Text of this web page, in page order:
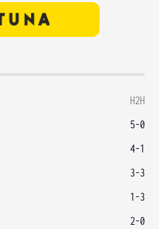
H2H
5-0
4-1
3-3
1-3
2-0